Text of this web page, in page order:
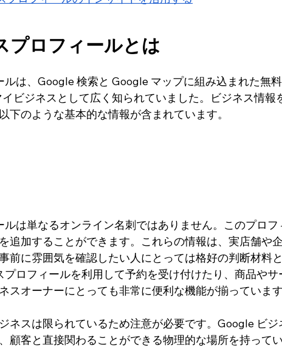
プロフィールとは
は、Google 検索と Google マップに組み込まれた無
ビジネスとして広く知られていました。ビジネス情報
下のような基本的な情報が含まれています。
は単なるオンライン名刺ではありません。このプロフ
追加することができます。これらの情報は、実店舗や
前に雰囲気を確認したい人にとっては格好の判断材料
ロフィールを利用して予約を受け付けたり、商品やサ
スオーナーにとっても非常に便利な機能が揃っています
ネスは限られているため注意が必要です。Google ビジ
顧客と直接関わることができる物理的な場所を持って